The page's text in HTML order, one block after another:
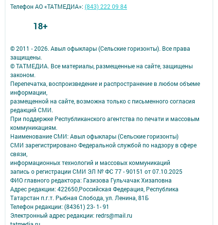
© 2011 - 2026. Авыл офыклары (Сельские горизонты). Все права
защищены.
© ТАТМЕДИА. Все материалы, размещенные на сайте, защищены
законом.
Перепечатка, воспроизведение и распространение в любом объеме
информации,
размещенной на сайте, возможна только с письменного согласия
редакций СМИ.
При поддержке Республиканского агентства по печати и массовым
коммуникациям.
Наименование СМИ: Авыл офыклары (Сельские горизонты)
СМИ зарегистрировано Федеральной службой по надзору в сфере
связи,
информационных технологий и массовых коммуникаций
запись о регистрации СМИ ЭЛ № ФС 77 - 90151 от 07.10.2025
ФИО главного редактора: Газизова Гульчачак Хизаповна
Адрес редакции: 422650,Российская Федерация, Республика
Татарстан п.г.т. Рыбная Слобода, ул. Ленина, 81Б
Телефон редакции: (84361) 23- 1- 91
Электронный адрес редакции: redrs@mail.ru
Телефон АО «ТАТМЕДИА»:(843) 222 09 84
18+